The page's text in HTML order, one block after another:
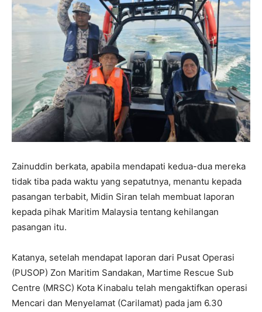
Zainuddin berkata, apabila mendapati kedua-dua mereka
tidak tiba pada waktu yang sepatutnya, menantu kepada
pasangan terbabit, Midin Siran telah membuat laporan
kepada pihak Maritim Malaysia tentang kehilangan
pasangan itu.
Katanya, setelah mendapat laporan dari Pusat Operasi
(PUSOP) Zon Maritim Sandakan, Martime Rescue Sub
Centre (MRSC) Kota Kinabalu telah mengaktifkan operasi
Mencari dan Menyelamat (Carilamat) pada jam 6.30